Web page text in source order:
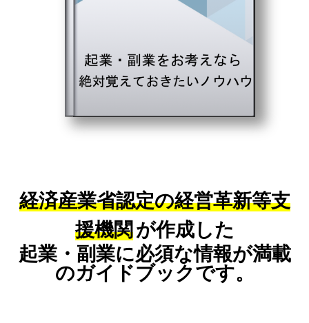
経済産業省認定の経営革新等支
援機関が作成した
起業・副業に必須な情報が満載
のガイドブックです。